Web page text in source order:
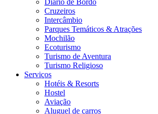
Diário de Bordo
Cruzeiros
Intercâmbio
Parques Temáticos & Atrações
Mochilão
Ecoturismo
Turismo de Aventura
Turismo Religioso
Serviços
Hotéis & Resorts
Hostel
Aviação
Aluguel de carros